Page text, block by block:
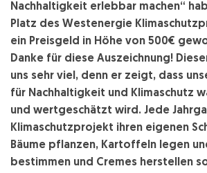
Nachhaltigkeit erlebbar machen“
Platz des Westenergie
ein Preisgeld in Höhe von 500€
Danke für diese Auszeichnung!
uns sehr viel, denn er zeigt, dass
für Nachhaltigkeit und Klimaschutz
und wertgeschätzt wird. Jede
Klimaschutzprojekt ihren eigenen
Bäume pflanzen, Kartoffeln legen
bestimmen und Cremes herstellen